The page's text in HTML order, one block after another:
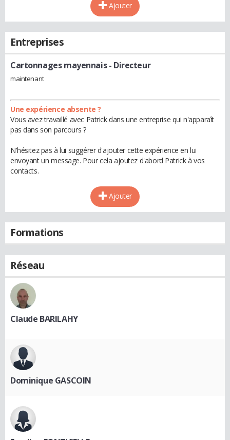
Ajouter
Entreprises
Cartonnages mayennais- Directeur
maintenant
Une expérience absente ?
Vous avez travaillé avec Patrick dans une entreprise qui n'apparaît
pas dans son parcours ?
N'hésitez pas à lui suggérer d'ajouter cette expérience en lui
envoyant un message. Pour cela ajoutez d'abord Patrick à vos
contacts.
Ajouter
Formations
Réseau
Claude BARILAHY
Dominique GASCOIN